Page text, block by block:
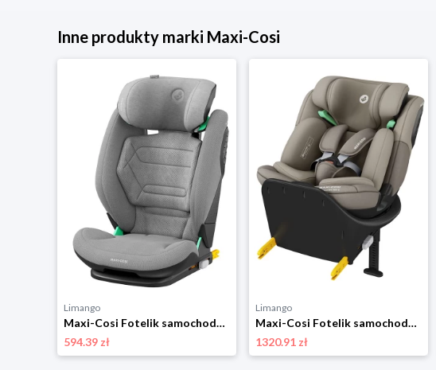
Inne produkty marki Maxi-Cosi
Limango
Maxi-Cosi Fotelik samochodowy "RodiFix Pro i-size" w kolorze szarym - grupa 2/3 rozmiar: onesize
594.39 zł
Limango
Maxi-Cosi Fotelik samochodowy "Emerald 360 S" w kolorze beżowym - grupa 0/1/2/3 rozmiar: onesize
1320.91 zł